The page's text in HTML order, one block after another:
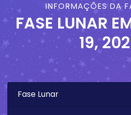
INFORMAÇÕES DA
FASE LUNAR
19,
Fase Lunar